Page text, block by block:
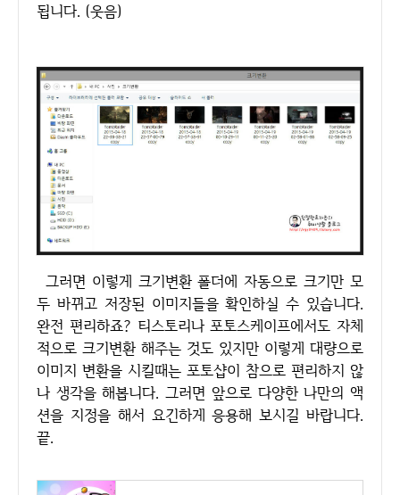
됩니다. (웃음)
그러면 이렇게 크기변환 폴더에 자동으로 크기만 모
두 바뀌고 저장된 이미지들을 확인하실 수 있습니다.
완전 편리하죠? 티스토리나 포토스케이프에서도 자체
적으로 크기변환 해주는 것도 있지만 이렇게 대량으로
이미지 변환을 시킬때는 포토샵이 참으로 편리하지 않
나 생각을 해봅니다. 그러면 앞으로 다양한 나만의 액
션을 지정을 해서 요긴하게 응용해 보시길 바랍니다.
끝.